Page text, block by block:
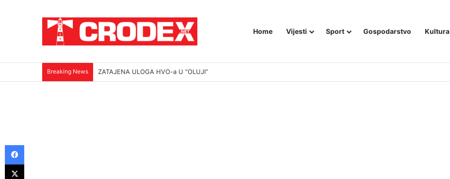
Home Vijesti Sport Gospodarstvo Kultura
Breaking News ZATAJENA ULOGA HVO-a U “OLUJI”
Facebook
X